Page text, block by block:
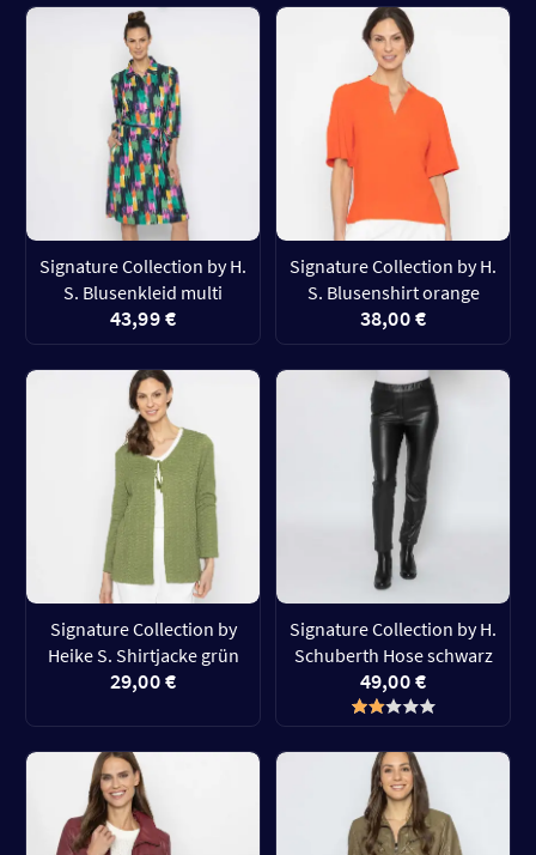
Signature Collection by H.
S. Blusenkleid multi
43,99 €
Signature Collection by H.
S. Blusenshirt orange
38,00 €
Signature Collection by
Heike S. Shirtjacke grün
29,00 €
Signature Collection by H.
Schuberth Hose schwarz
49,00 €